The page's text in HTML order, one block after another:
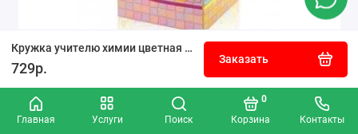
Главная Услуги Поиск Корзина
0
Контакты
Кружка учителю химии цветная №123
729р.
Заказать
Коробка для кружки подарочная розовая